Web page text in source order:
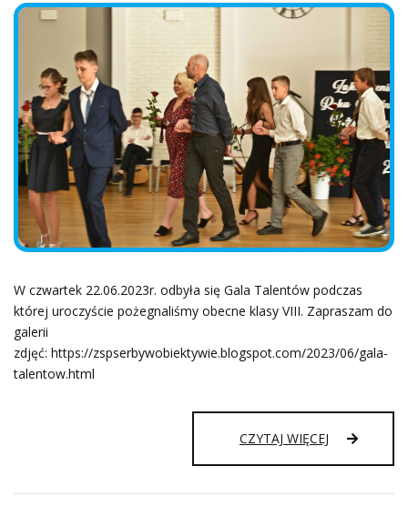
W czwartek 22.06.2023r. odbyła się Gala Talentów podczas
której uroczyście pożegnaliśmy obecne klasy VIII. Zapraszam do
galerii
zdjęć: https://zspserbywobiektywie.blogspot.com/2023/06/gala-
talentow.html
CZYTAJ WIĘCEJ GALA